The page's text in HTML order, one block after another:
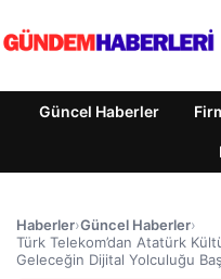
Güncel Haberler
Haberler›Güncel Haberler›
Türk Telekom’dan Atatürk
Geleceğin Dijital Yolculuğu